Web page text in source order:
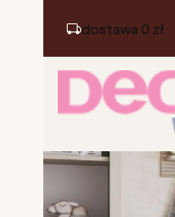
dostawa 0 zł